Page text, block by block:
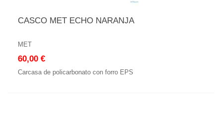
CASCO MET ECHO NARANJA
MET
60,00 €
Carcasa de policarbonato con forro EPS